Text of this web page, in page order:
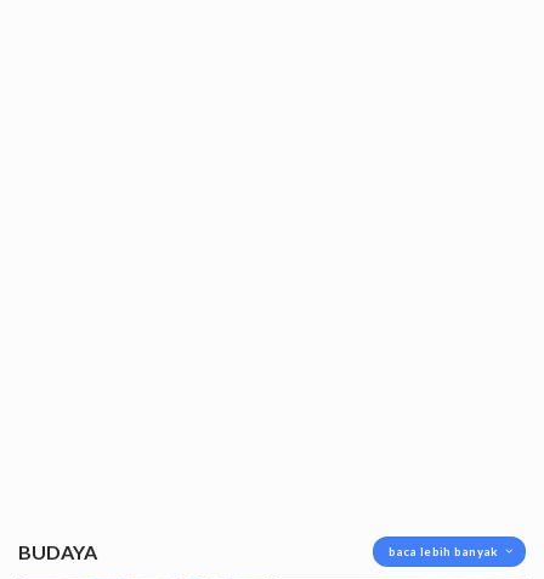
BUDAYA baca lebih banyak